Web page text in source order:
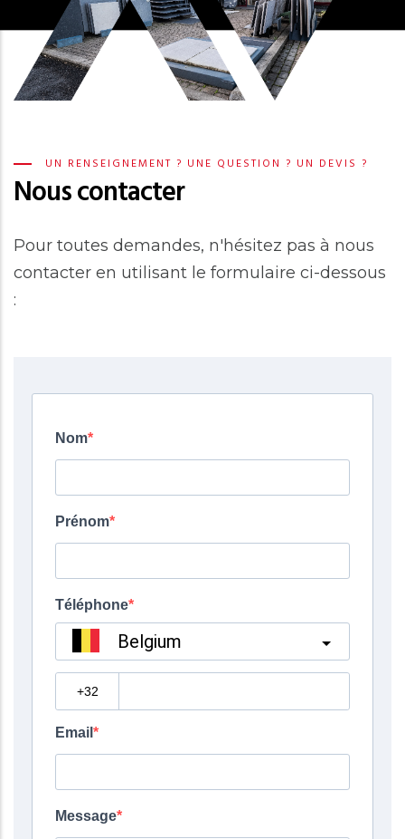
UN RENSEIGNEMENT ? UNE QUESTION ? UN DEVIS ?
Nous contacter
Pour toutes demandes, n'hésitez pas à nous
contacter en utilisant le formulaire ci-dessous
: